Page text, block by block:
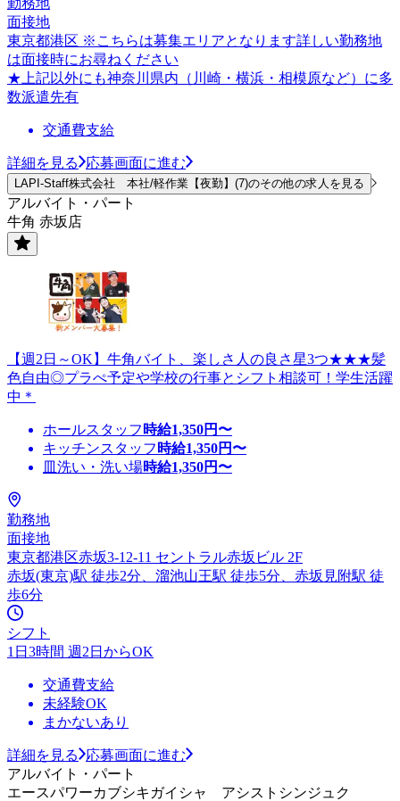
面接地
東京都港区 ※こちらは募集エリアとなります詳しい勤務地
は面接時にお尋ねください
★上記以外にも神奈川県内（川崎・横浜・相模原など）に多
数派遣先有
交通費支給
詳細を見る 応募画面に進む
LAPI-Staff株式会社 本社/軽作業【夜勤】(7)のその他の求人を見る
アルバイト・パート
牛角 赤坂店
【週2日～OK】牛角バイト、楽しさ人の良さ星3つ★★★髪
色自由◎プラぺ予定や学校の行事とシフト相談可！学生活躍
中＊
ホールスタッフ 時給1,350円〜
キッチンスタッフ 時給1,350円〜
皿洗い・洗い場時給1,350円〜
勤務地
面接地
東京都港区赤坂3-12-11 セントラル赤坂ビル 2F
赤坂(東京)駅 徒歩2分、溜池山王駅 徒歩5分、赤坂見附駅 徒
歩6分
シフト
1日3時間 週2日からOK
交通費支給
未経験OK
まかないあり
詳細を見る
応募画面に進む
アルバイト・パート
エースパワーカブシキガイシャ アシストシンジュク